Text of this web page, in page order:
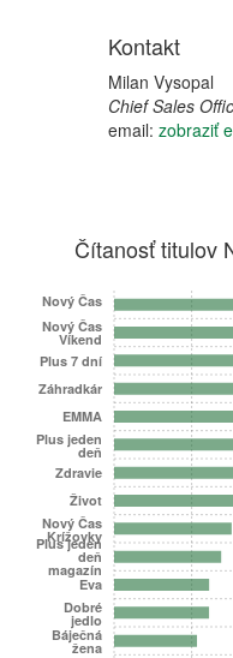
Kontakt
Milan Vysopal
Chief Sales
email: zobraziť
Čítanosť titulov
Báječná
žena
Dobré
jedlo
Eva
Plus jeden
deň
magazín
Nový Čas
Krížovky
Život
Zdravie
Plus jeden
deň
EMMA
Záhradkár
Plus 7 dní
Nový Čas
Víkend
Nový Čas